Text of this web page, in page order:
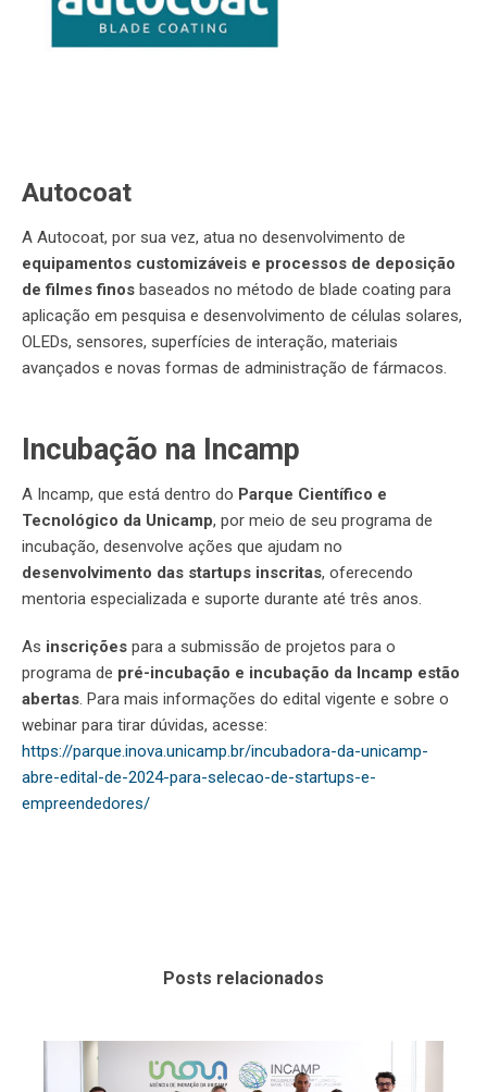
Autocoat
A Autocoat, por sua vez, atua no desenvolvimento de
equipamentos customizáveis e processos de deposição
de filmes finos baseados no método de blade coating para
aplicação em pesquisa e desenvolvimento de células solares,
OLEDs, sensores, superfícies de interação, materiais
avançados e novas formas de administração de fármacos.
Incubação na Incamp
A Incamp, que está dentro do Parque Científico e
Tecnológico da Unicamp, por meio de seu programa de
incubação, desenvolve ações que ajudam no
desenvolvimento das startups inscritas, oferecendo
mentoria especializada e suporte durante até três anos.
As inscrições para a submissão de projetos para o
programa de pré-incubação e incubação da Incamp estão
abertas. Para mais informações do edital vigente e sobre o
webinar para tirar dúvidas, acesse:
https://parque.inova.unicamp.br/incubadora-da-unicamp-
abre-edital-de-2024-para-selecao-de-startups-e-
empreendedores/
Posts relacionados